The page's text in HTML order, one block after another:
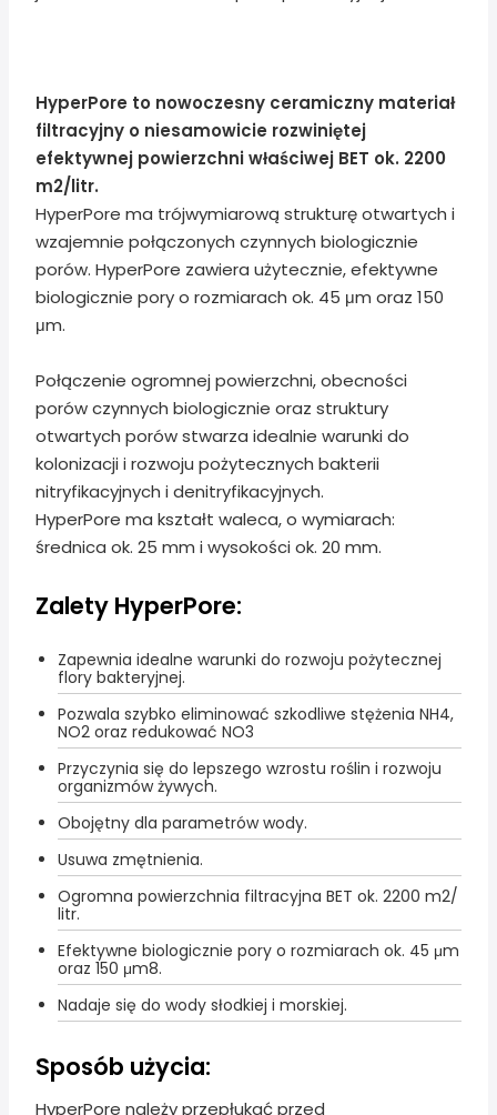
HyperPore to nowoczesny ceramiczny materiał
filtracyjny o niesamowicie rozwiniętej
efektywnej powierzchni właściwej BET ok. 2200
m2/litr.
HyperPore ma trójwymiarową strukturę otwartych i
wzajemnie połączonych czynnych biologicznie
porów. HyperPore zawiera użytecznie, efektywne
biologicznie pory o rozmiarach ok. 45 μm oraz 150
μm.
Połączenie ogromnej powierzchni, obecności
porów czynnych biologicznie oraz struktury
otwartych porów stwarza idealnie warunki do
kolonizacji i rozwoju pożytecznych bakterii
nitryfikacyjnych i denitryfikacyjnych.
HyperPore ma kształt waleca, o wymiarach:
średnica ok. 25 mm i wysokości ok. 20 mm.
Zalety HyperPore:
Zapewnia idealne warunki do rozwoju pożytecznej
flory bakteryjnej.
Pozwala szybko eliminować szkodliwe stężenia NH4,
NO2 oraz redukować NO3
Przyczynia się do lepszego wzrostu roślin i rozwoju
organizmów żywych.
Obojętny dla parametrów wody.
Usuwa zmętnienia.
Ogromna powierzchnia filtracyjna BET ok. 2200 m2/
litr.
Efektywne biologicznie pory o rozmiarach ok. 45 μm
oraz 150 μm8.
Nadaje się do wody słodkiej i morskiej.
Sposób użycia:
HyperPore należy przepłukać przed